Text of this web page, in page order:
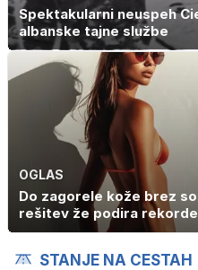
Spektakularni neuspeh
albanske tajne službe
OGLAS
Do zagorele kože brez
rešitev že podira rekorde
STANJE NA CESTAH